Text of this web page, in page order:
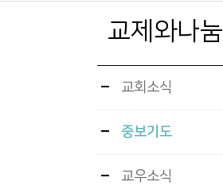
교제와나눔
교회소식
중보기도
교우소식